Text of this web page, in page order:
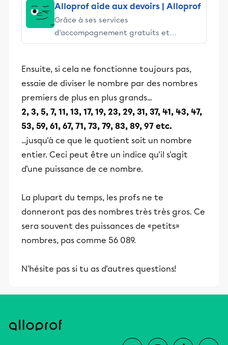
Alloprof aide aux devoirs | Alloprof
Grâce à ses services
d’accompagnement gratuits et
stimulants, Alloprof engage les élèves
éducative.
Ensuite, si cela ne fonctionne toujours pas,
essaie de diviser le nombre par des nombres
premiers de plus en plus grands...
2, 3, 5, 7, 11, 13, 17, 19, 23, 29, 31, 37, 41, 43, 47,
53, 59, 61, 67, 71, 73, 79, 83, 89, 97 etc.
...jusqu'à ce que le quotient soit un nombre
entier. Ceci peut être un indice qu'il s'agit
d'une puissance de ce nombre.
La plupart du temps, les profs ne te
donneront pas des nombres très très gros. Ce
sera souvent des puissances de «petits»
nombres, pas comme 56 089.
N'hésite pas si tu as d'autres questions!